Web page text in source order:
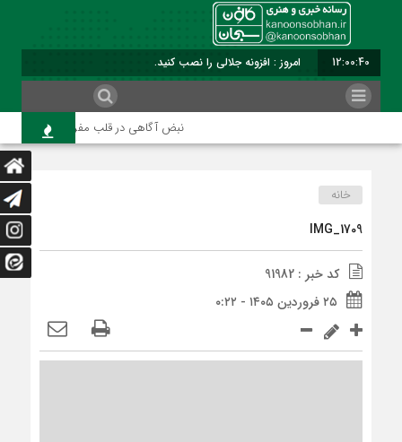
12:00:40 امروز : افزونه جلالی را نصب کنید.
نبض آگاهی در قلب مفرغ؛ واکاوی رسالت
خانه
IMG_1709
کد خبر : 91982
۲۵ فروردین ۱۴۰۵ - ۰:۲۲